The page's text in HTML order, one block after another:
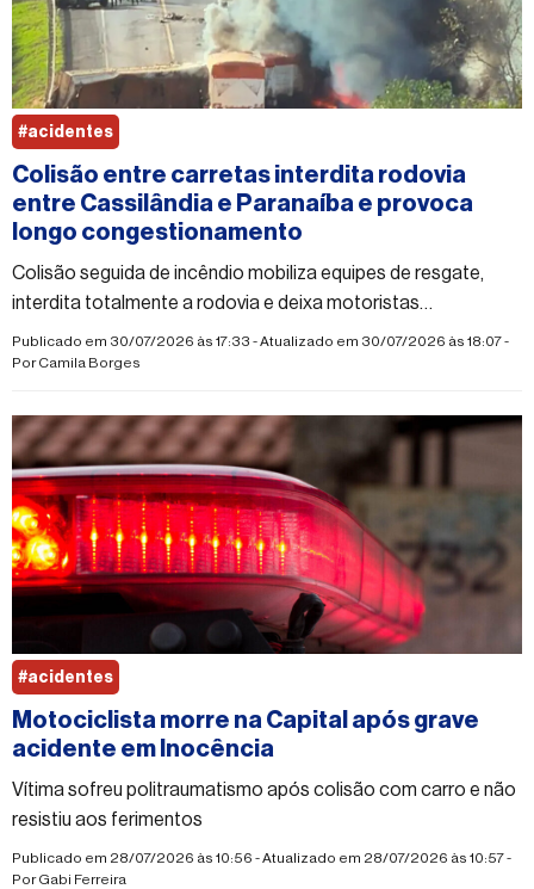
Colisão entre carretas interdita rodovia
entre Cassilândia e Paranaíba e provoca
longo congestionamento
Colisão seguida de incêndio mobiliza equipes de resgate,
interdita totalmente a rodovia e deixa motoristas
enfrentando quilômetros de congestionamento
Publicado em 30/07/2026 às 17:33 - Atualizado em 30/07/2026 às 18:07 -
PorCamila Borges
#acidentes
Motociclista morre na Capital após grave
acidente em Inocência
Vítima sofreu politraumatismo após colisão com carro e não
resistiu aos ferimentos
Publicado em 28/07/2026 às 10:56 - Atualizado em 28/07/2026 às 10:57 -
PorGabi Ferreira
#acidentes